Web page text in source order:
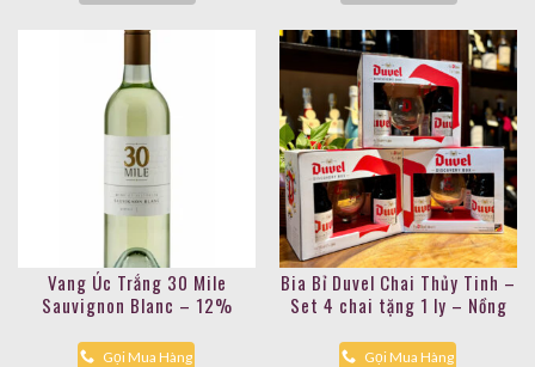
Vang Úc Trắng 30 Mile
Sauvignon Blanc – 12%
Gọi Mua Hàng
Bia Bỉ Duvel Chai Thủy Tinh –
Set 4 chai tặng 1 ly – Nồng
Gọi Mua Hàng